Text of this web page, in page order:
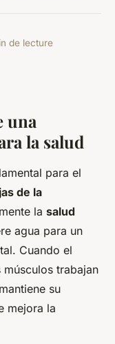
de lecture
una
la salud
para el
de la
la salud
agua para un
Cuando el
trabajan
su
mejora la